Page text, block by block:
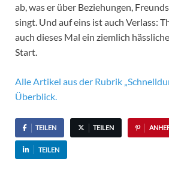
ab, was er über Beziehungen,
singt. Und auf eins ist auch Verlass:
auch dieses Mal ein ziemlich
Start.
Alle Artikel aus der Rubrik
Überblick.
TEILEN TEILEN
TEILEN